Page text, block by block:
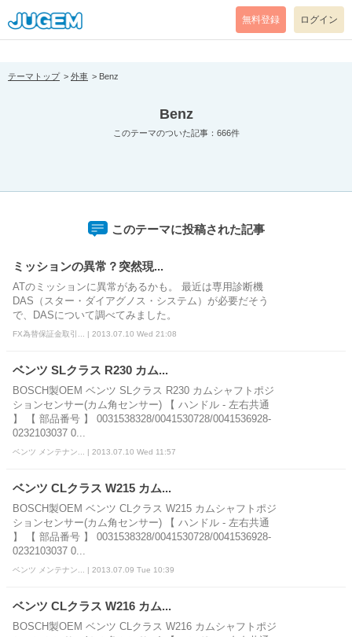
[pear_error: message="Success" code=0 mode=return level=notice
prefix="" info=""]
無料登録 ログイン
テーマトップ 外車 Benz
Benz
このテーマのついた記事：666件
このテーマに投稿された記事
ミッションの異常？突然現...
ATのミッションに異常があるかも。 最近は専用診断機
DAS（スター・ダイアグノス・システム）が必要だそう
で、DASについて調べてみました。
FX為替保証金取引... | 2013.07.10 Wed 21:08
ベンツ SLクラス R230 カム...
BOSCH製OEM ベンツ SLクラス R230 カムシャフトポジ
ションセンサー(カム角センサー) 【 ハンドル - 左右共通
】 【 部品番号 】 0031538328/0041530728/0041536928-
0232103037 0...
ベンツ メンテナン... | 2013.07.10 Wed 11:57
ベンツ CLクラス W215 カム...
BOSCH製OEM ベンツ CLクラス W215 カムシャフトポジ
ションセンサー(カム角センサー) 【 ハンドル - 左右共通
】 【 部品番号 】 0031538328/0041530728/0041536928-
0232103037 0...
ベンツ メンテナン... | 2013.07.09 Tue 10:39
ベンツ CLクラス W216 カム...
BOSCH製OEM ベンツ CLクラス W216 カムシャフトポジ